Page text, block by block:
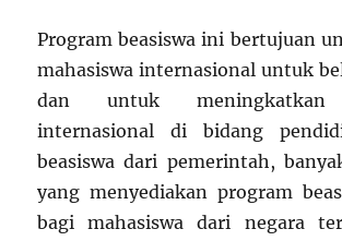
Program beasiswa ini bertujuan
mahasiswa internasional untuk
dan untuk meningkatkan
internasional di bidang
beasiswa dari pemerintah,
yang menyediakan program
bagi mahasiswa dari negara